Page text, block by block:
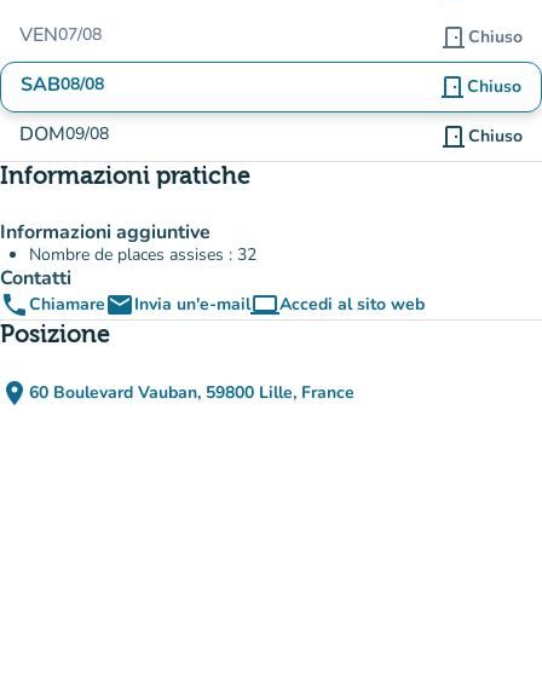
VEN07/08 door_front Chiuso
SAB08/08 door_front Chiuso
DOM09/08 door_front Chiuso
Informazioni pratiche
Informazioni aggiuntive
Nombre de places assises : 32
Contatti
phoneChiamareemailInvia un'e-mailcomputerAccedi al sito web
(nuova scheda)
Posizione
place 60 Boulevard Vauban, 59800 Lille, France
(apri in Google Maps)
(nuova scheda)